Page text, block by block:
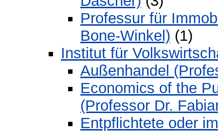
Professur für
Bone-Winkel) (1)
Institut für
Außenhandel
Economics of the
(Professor Dr.
Entpflichtete oder